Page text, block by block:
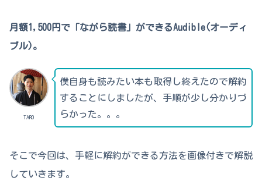
月額1,500円で「ながら読書」ができるAudible(オーディ
ブル)。
TARO
僕自身も読みたい本も取得し終えたので解約
することにしましたが、手順が少し分かりづ
らかった。。。
そこで今回は、手軽に解約ができる方法を画像付きで解説
していきます。